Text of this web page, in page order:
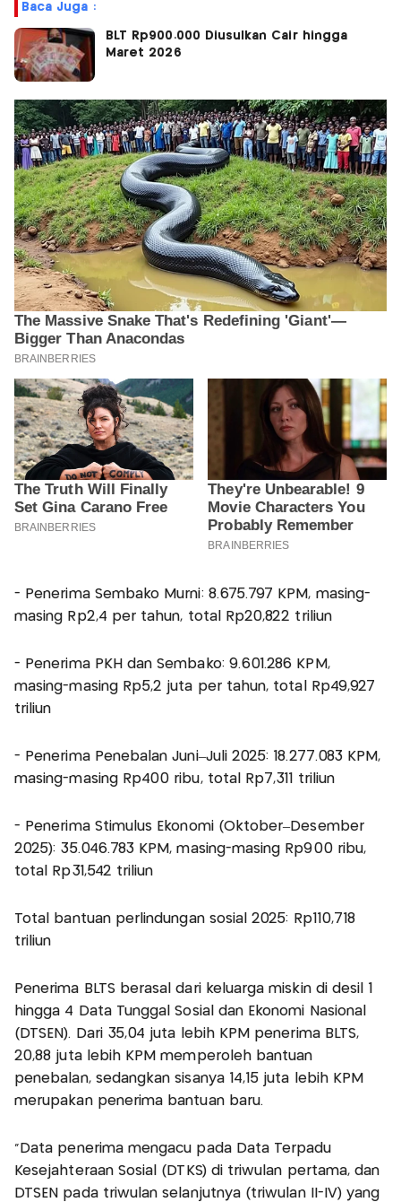
Baca Juga :
BLT Rp900.000 Diusulkan Cair hingga
Maret 2026
- Penerima Sembako Murni: 8.675.797 KPM, masing-
masing Rp2,4 per tahun, total Rp20,822 triliun
- Penerima PKH dan Sembako: 9.601.286 KPM,
masing-masing Rp5,2 juta per tahun, total Rp49,927
triliun
- Penerima Penebalan Juni–Juli 2025: 18.277.083 KPM,
masing-masing Rp400 ribu, total Rp7,311 triliun
- Penerima Stimulus Ekonomi (Oktober–Desember
2025): 35.046.783 KPM, masing-masing Rp900 ribu,
total Rp31,542 triliun
Total bantuan perlindungan sosial 2025: Rp110,718
triliun
Penerima BLTS berasal dari keluarga miskin di desil 1
hingga 4 Data Tunggal Sosial dan Ekonomi Nasional
(DTSEN). Dari 35,04 juta lebih KPM penerima BLTS,
20,88 juta lebih KPM memperoleh bantuan
penebalan, sedangkan sisanya 14,15 juta lebih KPM
merupakan penerima bantuan baru.
“Data penerima mengacu pada Data Terpadu
Kesejahteraan Sosial (DTKS) di triwulan pertama, dan
DTSEN pada triwulan selanjutnya (triwulan II-IV) yang